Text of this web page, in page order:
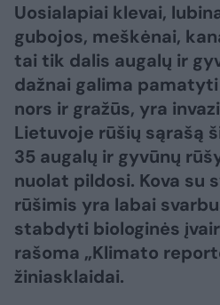
Uosialapiai klevai,
gubojos, meškėnai,
tai tik dalis augalų ir
dažnai galima
nors ir gražūs, yra
Lietuvoje rūšių sąrašą
35 augalų ir gyvūnų
nuolat pildosi. Kova su
rūšimis yra labai
stabdyti biologinės
rašoma „Klimato
žiniasklaidai.